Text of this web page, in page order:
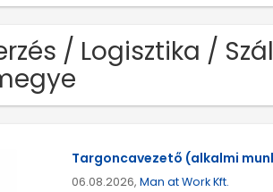
/ Logisztika /
Targoncavezető (alkalmi
06.08.2026, Man at Work Kft.